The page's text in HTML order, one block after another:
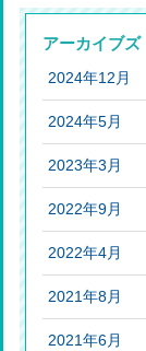
アーカイブズ
2024年12月
2024年5月
2023年3月
2022年9月
2022年4月
2021年8月
2021年6月